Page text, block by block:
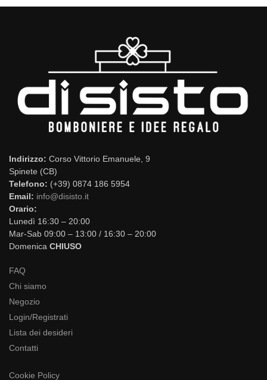
Indirizzo: Corso Vittorio Emanuele, 9
Spinete (CB)
Telefono: (+39) 0874 186 5954
Email: info@disisto.it
Orario:
Lunedì 16:30 – 20:00
Mar-Sab 09:00 – 13:00 / 16:30 – 20:00
Domenica CHIUSO
FAQ
Chi siamo
Negozio
Login/Registrati
Lista dei desideri
Contatti
Cookie Policy